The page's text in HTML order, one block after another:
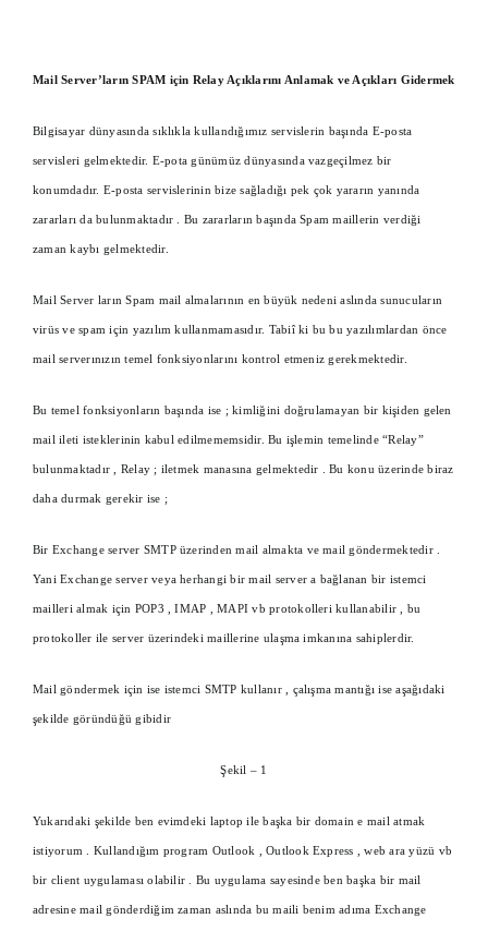
Mail Server’ların SPAM için Relay Açıklarını Anlamak ve Açıkları Gidermek
Bilgisayar dünyasında sıklıkla kullandığımız servislerin başında E-posta
servisleri gelmektedir. E-pota günümüz dünyasında vazgeçilmez bir
konumdadır. E-posta servislerinin bize sağladığı pek çok yararın yanında
zararları da bulunmaktadır . Bu zararların başında Spam maillerin verdiği
zaman kaybı gelmektedir.
Mail Server ların Spam mail almalarının en büyük nedeni aslında sunucuların
virüs ve spam için yazılım kullanmamasıdır. Tabiî ki bu bu yazılımlardan önce
mail serverınızın temel fonksiyonlarını kontrol etmeniz gerekmektedir.
Bu temel fonksiyonların başında ise ; kimliğini doğrulamayan bir kişiden gelen
mail ileti isteklerinin kabul edilmememsidir. Bu işlemin temelinde “Relay”
bulunmaktadır , Relay ; iletmek manasına gelmektedir . Bu konu üzerinde biraz
daha durmak gerekir ise ;
Bir Exchange server SMTP üzerinden mail almakta ve mail göndermektedir .
Yani Exchange server veya herhangi bir mail server a bağlanan bir istemci
mailleri almak için POP3 , IMAP , MAPI vb protokolleri kullanabilir , bu
protokoller ile server üzerindeki maillerine ulaşma imkanına sahiplerdir.
Mail göndermek için ise istemci SMTP kullanır , çalışma mantığı ise aşağıdaki
şekilde göründüğü gibidir
Şekil – 1
Yukarıdaki şekilde ben evimdeki laptop ile başka bir domain e mail atmak
istiyorum . Kullandığım program Outlook , Outlook Express , web ara yüzü vb
bir client uygulaması olabilir . Bu uygulama sayesinde ben başka bir mail
adresine mail gönderdiğim zaman aslında bu maili benim adıma Exchange